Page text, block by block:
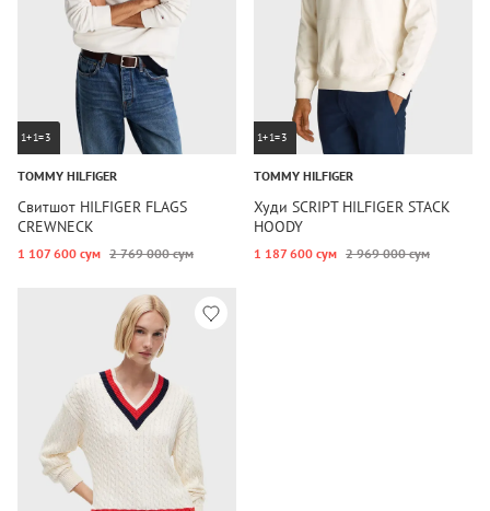
1+1=3
TOMMY HILFIGER
Свитшот HILFIGER FLAGS
CREWNECK
1 107 600 сум 2 769 000 сум
1+1=3
TOMMY HILFIGER
Худи SCRIPT HILFIGER STACK
HOODY
1 187 600 сум 2 969 000 сум